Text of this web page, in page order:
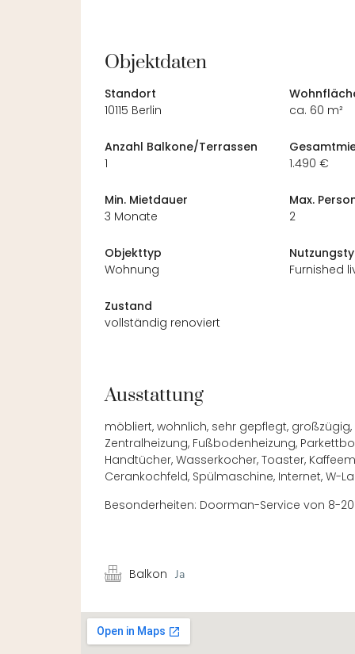
Objektdaten
Standort
10115 Berlin
ca. 60 m²
Anzahl Balkone/Terrassen
1
1.490 €
Min. Mietdauer
3 Monate
Max.
2
Objekttyp
Wohnung
Furnished
Zustand
vollständig renoviert
Ausstattung
möbliert, wohnlich, sehr gepflegt,
Zentralheizung, Fußbodenheizung,
Handtücher, Wasserkocher, Toaster,
Cerankochfeld, Spülmaschine, Internet, W-
Besonderheiten: Doorman-Service von 8-
Balkon Ja